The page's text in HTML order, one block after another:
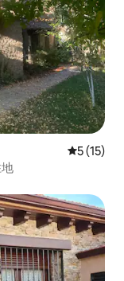
平均评分
5 (15)